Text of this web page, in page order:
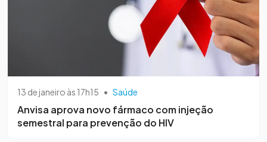
13 de janeiro às 17h15 • Saúde
Anvisa aprova novo fármaco com injeção
semestral para prevenção do HIV